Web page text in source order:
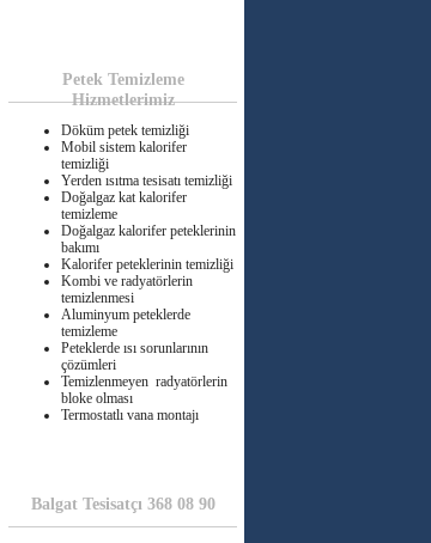
Petek Temizleme
Hizmetlerimiz
Döküm petek temizliği
Mobil sistem kalorifer
temizliği
Yerden ısıtma tesisatı temizliği
Doğalgaz kat kalorifer
temizleme
Doğalgaz kalorifer peteklerinin
bakımı
Kalorifer peteklerinin temizliği
Kombi ve radyatörlerin
temizlenmesi
Aluminyum peteklerde
temizleme
Peteklerde ısı sorunlarının
çözümleri
Temizlenmeyen radyatörlerin
bloke olması
Termostatlı vana montajı
Balgat Tesisatçı 368 08 90